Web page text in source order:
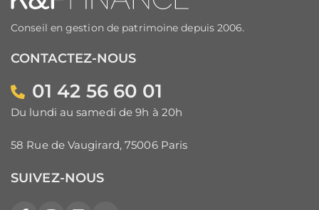
Conseil en gestion de patrimoine depuis 2006.
CONTACTEZ-NOUS
01 42 56 60 01
Du lundi au samedi de 9h à 20h
58 Rue de Vaugirard, 75006 Paris
SUIVEZ-NOUS